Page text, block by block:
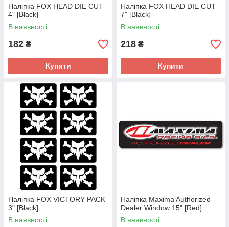
Наліпка FOX HEAD DIE CUT
4" [Black]
В наявності
182 ₴
Купити
Наліпка FOX HEAD DIE CUT
7" [Black]
В наявності
218 ₴
Купити
Наліпка FOX VICTORY PACK
3" [Black]
В наявності
Наліпка Maxima Authorized
Dealer Window 15" [Red]
В наявності